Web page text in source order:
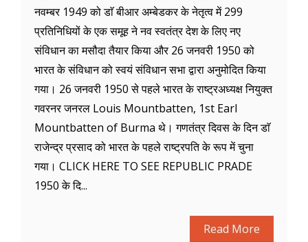
नवम्बर 1949 को डाॅ बीआर अम्बेडकर के नेतृत्व में 299
प्रतिनिधियों के एक समूह ने नव स्वतंत्र देश के लिए नए
संविधान का मसौदा तैयार किया और 26 जनवरी 1950 को
भारत के संविधान को स्वयं संविधान सभा द्वारा अनुमोदित किया
गया। 26 जनवरी 1950 से पहले भारत के राष्ट्रअध्यक्ष नियुक्त
गवरनर जनरल Louis Mountbatten, 1st Earl
Mountbatten of Burma थे। गणतंत्र दिवस के दिन डाॅ
राजेन्द्र प्रसाद को भारत के पहले राष्ट्रपति के रूप में चुना
गया। CLICK HERE TO SEE REPUBLIC PRADE
1950 के दि...
Read More